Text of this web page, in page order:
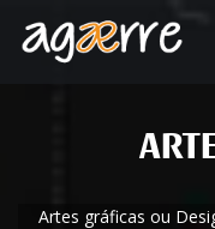
Artes gráficas ou